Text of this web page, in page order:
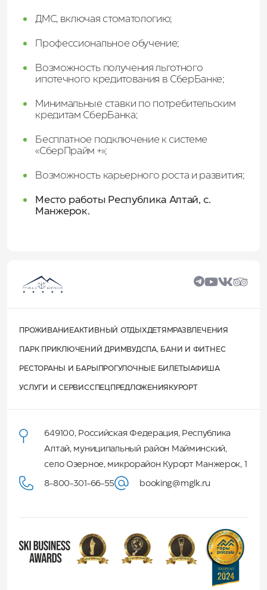
ДМС, включая стоматологию;
Профессиональное обучение;
Возможность получения льготного
ипотечного кредитования в СберБанке;
Минимальные ставки по потребительским
кредитам СберБанка;
Бесплатное подключение к системе
«СберПрайм +»;
Возможность карьерного роста и развития;
Место работы Республика Алтай, с.
Манжерок.
ПРОЖИВАНИЕАКТИВНЫЙ ОТДЫХДЕТЯМ РАЗВЛЕЧЕНИЯ
ПАРК ПРИКЛЮЧЕНИЙ ДРИМВУД СПА, БАНИ И ФИТНЕС
РЕСТОРАНЫ И БАРЫ ПРОГУЛОЧНЫЕ БИЛЕТЫАФИША
УСЛУГИ И СЕРВИССПЕЦПРЕДЛОЖЕНИЯ КУРОРТ
649100, Российская Федерация, Республика
Алтай, муниципальный район Майминский,
село Озерное, микрорайон Курорт Манжерок, 1
8-800-301-66-55 booking@mglk.ru